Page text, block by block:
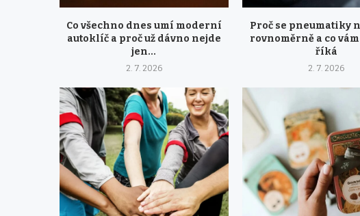
Co všechno dnes umí moderní
autoklíč a proč už dávno nejde
jen...
2. 7. 2026
Proč se pneumatiky
rovnoměrně a co
říká
2. 7. 2026